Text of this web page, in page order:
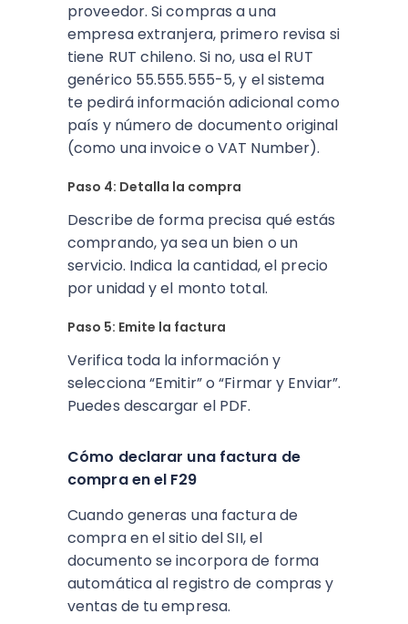
proveedor. Si compras a una
empresa extranjera, primero revisa si
tiene RUT chileno. Si no, usa el RUT
genérico 55.555.555-5, y el sistema
te pedirá información adicional como
país y número de documento original
(como una invoice o VAT Number).
Paso 4: Detalla la compra
Describe de forma precisa qué estás
comprando, ya sea un bien o un
servicio. Indica la cantidad, el precio
por unidad y el monto total.
Paso 5: Emite la factura
Verifica toda la información y
selecciona “Emitir” o “Firmar y Enviar”.
Puedes descargar el PDF.
Cómo declarar una factura de
compra en el F29
Cuando generas una factura de
compra en el sitio del SII, el
documento se incorpora de forma
automática al registro de compras y
ventas de tu empresa.